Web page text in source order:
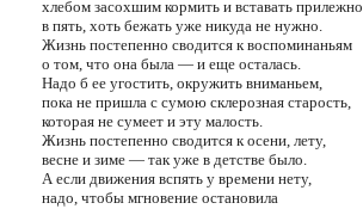
хлебом засохшим кормить и вставать прилежно
в пять, хоть бежать уже никуда не нужно.
Жизнь постепенно сводится к воспоминаньям
о том, что она была — и еще осталась.
Надо б ее угостить, окружить вниманьем,
пока не пришла с сумою склерозная старость,
которая не сумеет и эту малость.
Жизнь постепенно сводится к осени, лету,
весне и зиме — так уже в детстве было.
А если движения вспять у времени нету,
надо, чтобы мгновение остановила